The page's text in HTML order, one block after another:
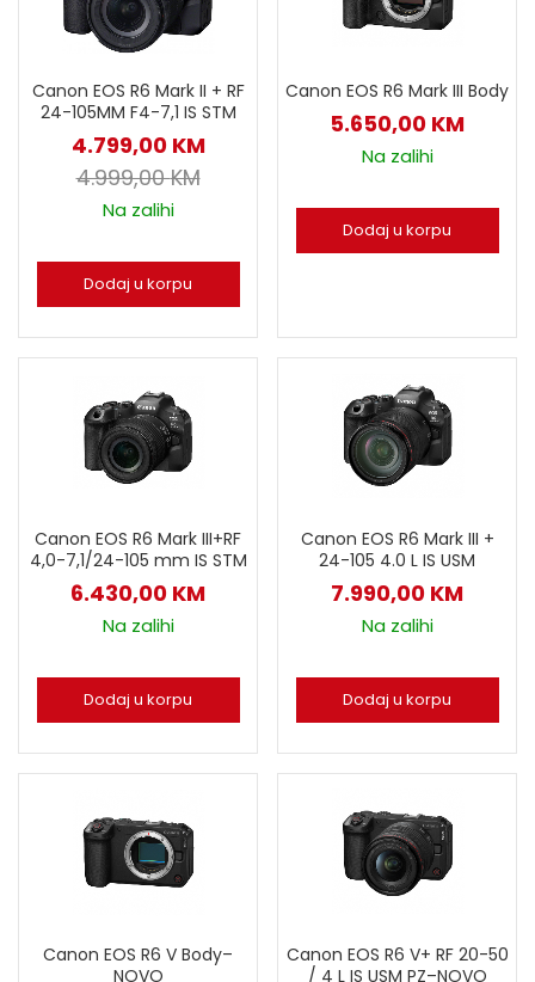
Canon EOS R6 Mark II + RF
24-105MM F4-7,1 IS STM
4.799,00 KM
4.999,00KM
Na zalihi
Dodaj u korpu
Canon EOS R6 Mark III Body
5.650,00 KM
Na zalihi
Dodaj u korpu
Canon EOS R6 Mark III+RF
4,0-7,1/24-105 mm IS STM
6.430,00 KM
Na zalihi
Dodaj u korpu
Canon EOS R6 Mark III +
24-105 4.0 L IS USM
7.990,00 KM
Na zalihi
Dodaj u korpu
Canon EOS R6 V Body–
NOVO
Canon EOS R6 V+ RF 20-50
/ 4 L IS USM PZ–NOVO